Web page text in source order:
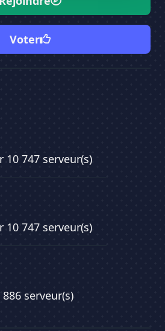
Voter
10 747 serveur(s)
10 747 serveur(s)
serveur(s)